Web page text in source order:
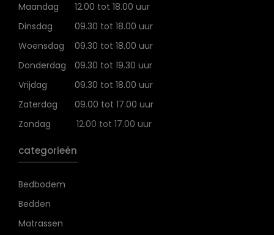
Maandag
12.00 tot 18.00 uur
Dinsdag
09.30 tot 18.00 uur
Woensdag
09.30 tot 18.00 uur
Donderdag
09.30 tot 19.30 uur
Vrijdag
09.30 tot 18.00 uur
Zaterdag
09.00 tot 17.00 uur
Zondag
12.00 tot 17.00 uur
categorieën
Bedbodem
Bedden
Matrassen